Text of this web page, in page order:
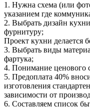
1. Нужна схема (или
указанием где
2. Выбрать дизайн
фурнитуру;
Проект кухни делается
3. Выбрать виды
фартука;
4. Понимание ценового
5. Предоплата 40%
изготовления
зависимости от
6. Составляем список